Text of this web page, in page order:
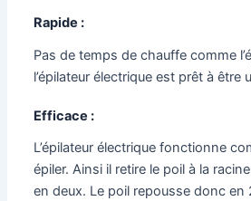
Rapide :
Pas de temps de chauffe comme
l’épilateur électrique est prêt à être
Efficace :
L’épilateur électrique fonctionne
épiler. Ainsi il retire le poil à la
en deux. Le poil repousse donc en